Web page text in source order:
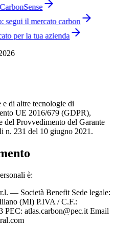
segui il mercato carbon
per la tua azienda
di altre tecnologie di
UE 2016/679 (GDPR),
Provvedimento del Garante
n. 231 del 10 giugno 2021.
è:
— Società Benefit Sede legale:
(MI) P.IVA / C.F.:
atlas.carbon@pec.it Email